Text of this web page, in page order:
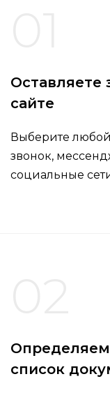
Оставляете
сайте
Выберите
звонок,
социальные
список